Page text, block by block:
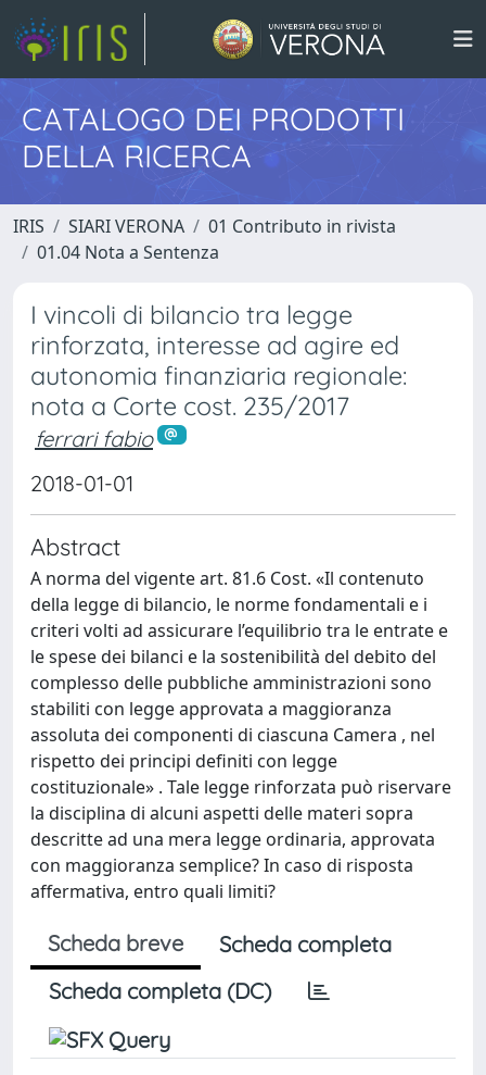
CATALOGO DEI PRODOTTI
DELLA RICERCA
IRIS SIARI VERONA
01 Contributo in rivista
01.04 Nota a Sentenza
I vincoli di bilancio tra legge
rinforzata, interesse ad agire ed
autonomia finanziaria regionale:
nota a Corte cost. 235/2017
ferrari fabio
2018-01-01
Abstract
A norma del vigente art. 81.6 Cost. «Il contenuto
della legge di bilancio, le norme fondamentali e i
criteri volti ad assicurare l’equilibrio tra le entrate e
le spese dei bilanci e la sostenibilità del debito del
complesso delle pubbliche amministrazioni sono
stabiliti con legge approvata a maggioranza
assoluta dei componenti di ciascuna Camera , nel
rispetto dei principi definiti con legge
costituzionale» . Tale legge rinforzata può riservare
la disciplina di alcuni aspetti delle materi sopra
descritte ad una mera legge ordinaria, approvata
con maggioranza semplice? In caso di risposta
affermativa, entro quali limiti?
Scheda breve
Scheda completa
Scheda completa (DC)